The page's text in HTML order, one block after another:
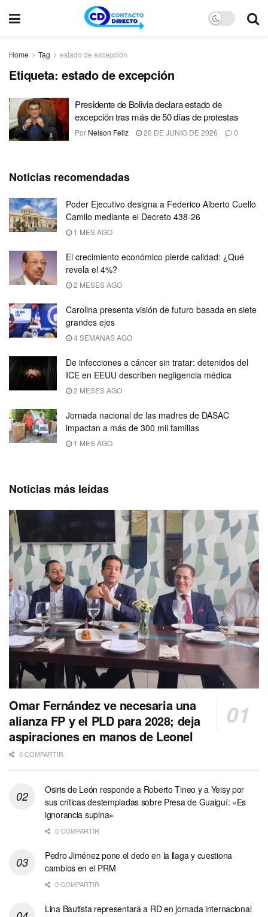
Home Tag estado de excepción
Etiqueta: estado de excepción
Presidente de Bolivia declara estado de
excepción tras más de 50 días de protestas
Por Nelson Feliz 20 DE JUNIO DE 2026 0
Noticias recomendadas
Poder Ejecutivo designa a Federico Alberto Cuello
Camilo mediante el Decreto 438-26
1 MES AGO
El crecimiento económico pierde calidad: ¿Qué
revela el 4%?
2 MESES AGO
Carolina presenta visión de futuro basada en siete
grandes ejes
4 SEMANAS AGO
De infecciones a cáncer sin tratar: detenidos del
ICE en EEUU describen negligencia médica
2 MESES AGO
Jornada nacional de las madres de DASAC
impactan a más de 300 mil familias
1 MES AGO
Noticias más leídas
Omar Fernández ve necesaria una
alianza FP y el PLD para 2028; deja
aspiraciones en manos de Leonel
0 COMPARTIR
Osiris de León responde a Roberto Tineo y a Yeisy por
sus críticas destempladas sobre Presa de Guaiguí: «Es
ignorancia supina»
0 COMPARTIR
Pedro Jiménez pone el dedo en la llaga y cuestiona
cambios en el PRM
0 COMPARTIR
Lina Bautista representará a RD en jornada internacional